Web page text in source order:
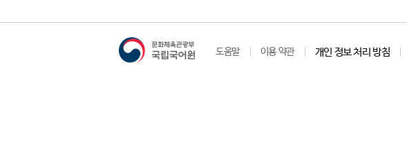
도움말 이용 약관 개인 정보 처리 방침